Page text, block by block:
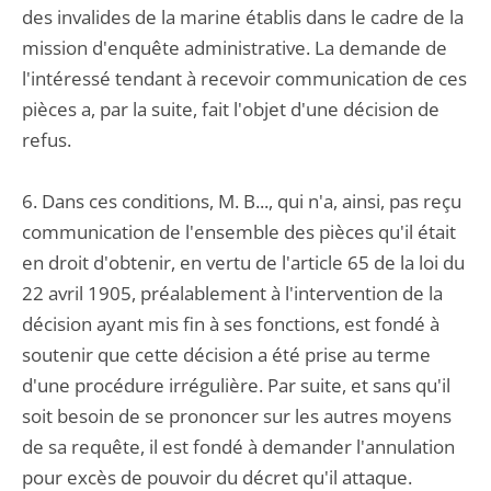
des invalides de la marine établis dans le cadre de la
mission d'enquête administrative. La demande de
l'intéressé tendant à recevoir communication de ces
pièces a, par la suite, fait l'objet d'une décision de
refus.
6. Dans ces conditions, M. B..., qui n'a, ainsi, pas reçu
communication de l'ensemble des pièces qu'il était
en droit d'obtenir, en vertu de l'article 65 de la loi du
22 avril 1905, préalablement à l'intervention de la
décision ayant mis fin à ses fonctions, est fondé à
soutenir que cette décision a été prise au terme
d'une procédure irrégulière. Par suite, et sans qu'il
soit besoin de se prononcer sur les autres moyens
de sa requête, il est fondé à demander l'annulation
pour excès de pouvoir du décret qu'il attaque.